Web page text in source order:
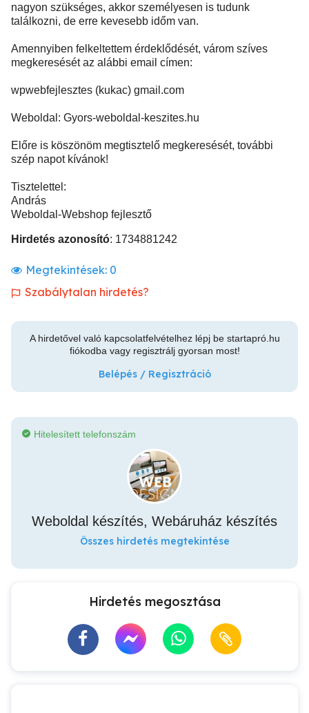
nagyon szükséges, akkor személyesen is tudunk
találkozni, de erre kevesebb időm van.
Amennyiben felkeltettem érdeklődését, várom szíves
megkeresését az alábbi email címen:
wpwebfejlesztes (kukac) gmail.com
Weboldal: Gyors-weboldal-keszites.hu
Előre is köszönöm megtisztelő megkeresését, további
szép napot kívánok!
Tisztelettel:
András
Weboldal-Webshop fejlesztő
Hirdetés azonosító: 1734881242
Megtekintések: 0
Szabálytalan hirdetés?
A hirdetővel való kapcsolatfelvételhez lépj be startapró.hu
fiókodba vagy regisztrálj gyorsan most!
Belépés / Regisztráció
Hitelesített telefonszám
Weboldal készítés, Webáruház készítés
Összes hirdetés megtekintése
Hirdetés megosztása